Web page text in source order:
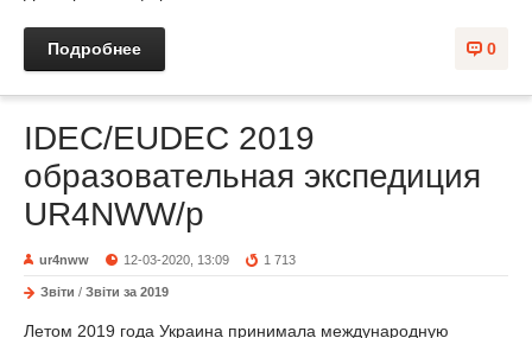
0
Подробнее
IDEC/EUDEC 2019
образовательная экспедиция
UR4NWW/p
ur4nww 12-03-2020, 13:09 1 713
Звіти / Звіти за 2019
Летом 2019 года Украина принимала международную